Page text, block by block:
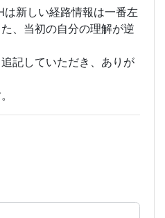
は新しい経路情報は一番左
、当初の自分の理解が逆
記していただき、ありが